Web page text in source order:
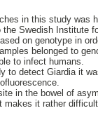
in this study was
Swedish Institute
on genotype in
belonged to
to infect humans.
to detect Giardia it
in the bowel of
makes it rather